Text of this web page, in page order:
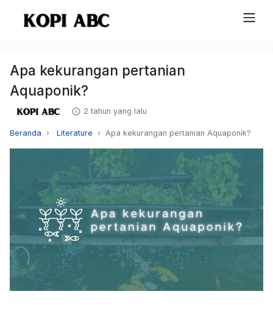
Apa kekurangan pertanian
Aquaponik?
2 tahun yang lalu
Beranda Literature Apa kekurangan pertanian Aquaponik?